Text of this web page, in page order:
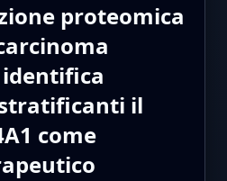
proteomica
il
come